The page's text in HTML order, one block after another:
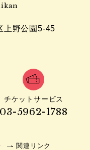
上野公園5-45
チケットサービス
03-5962-1788
関連リンク